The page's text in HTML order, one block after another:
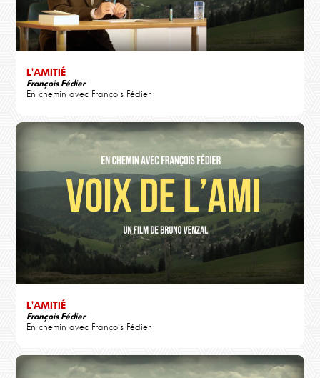
L'AMITIÉ
François Fédier
En chemin avec François Fédier
L'AMITIÉ
François Fédier
En chemin avec François Fédier